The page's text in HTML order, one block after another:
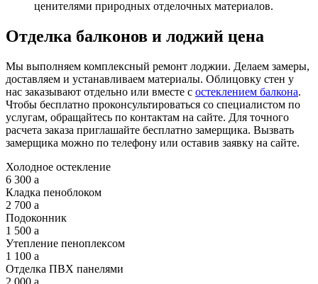
ценителями природных отделочных материалов.
Отделка балконов и лоджий цена
Мы выполняем комплексный ремонт лоджии. Делаем замеры,
доставляем и устанавливаем материалы. Облицовку стен у
нас заказывают отдельно или вместе с остеклением балкона.
Чтобы бесплатно проконсультироваться со специалистом по
услугам, обращайтесь по контактам на сайте. Для точного
расчета заказа приглашайте бесплатно замерщика. Вызвать
замерщика можно по телефону или оставив заявку на сайте.
Холодное остекление
6 300 a
Кладка пеноблоком
2 700 a
Подоконник
1 500 a
Утепление пеноплексом
1 100 a
Отделка ПВХ панелями
2 000 a